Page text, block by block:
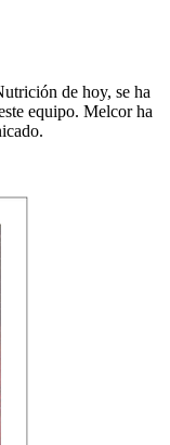
de hoy, se ha
equipo. Melcor ha